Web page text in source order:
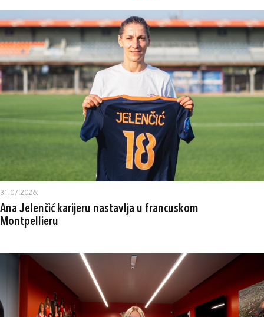
31.07.2026.
Ana Jelenčić karijeru nastavlja u francuskom
Montpellieru